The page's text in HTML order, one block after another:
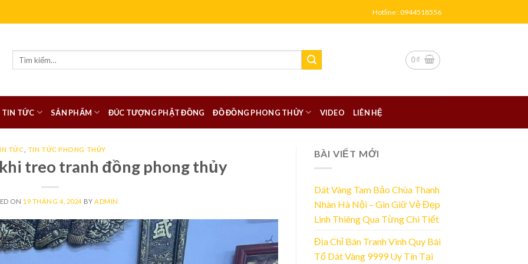
Hotline : 0944518556
0₫
TIN TỨC SẢN PHẨM ĐÚC TƯỢNG PHẬT ĐỒNG ĐỒ ĐỒNG PHONG THỦY VIDEO LIÊN HỆ
TỨC TIN TỨC PHONG THỦY
treo tranh đồng phong thủy
ON 19 THÁNG 4, 2024 BY ADMIN
BÀI VIẾT MỚI
Dát Vàng Tam Bảo Chùa Thanh
Nhàn Hà Nội – Gìn Giữ Vẻ Đẹp
Linh Thiêng Qua Từng Chi Tiết
Địa Chỉ Bán Tranh Vinh Quy Bái
Tổ Dát Vàng 9999 Uy Tín Tại